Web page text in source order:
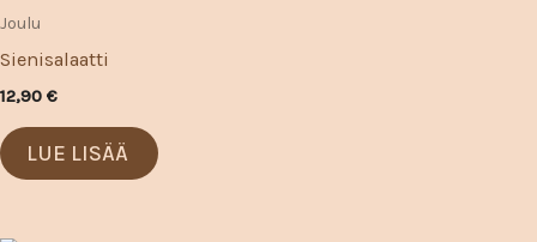
Joulu
Sienisalaatti
12,90 €
LUE LISÄÄ